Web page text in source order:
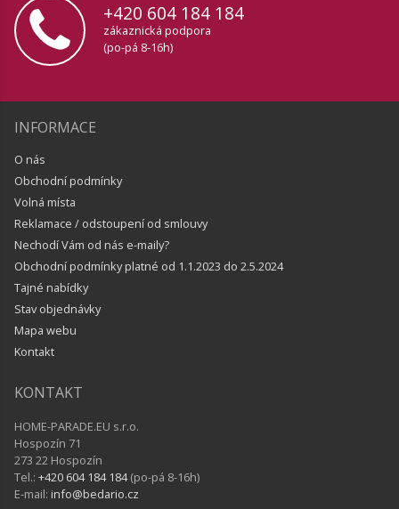
+420 604 184 184
zákaznická podpora
(po-pá 8-16h)
INFORMACE
O nás
Obchodní podmínky
Volná místa
Reklamace / odstoupení od smlouvy
Nechodí Vám od nás e-maily?
Obchodní podmínky platné od 1.1.2023 do 2.5.2024
Tajné nabídky
Stav objednávky
Mapa webu
Kontakt
KONTAKT
HOME-PARADE.EU s.r.o.
Hospozín 71
273 22 Hospozín
Tel.: +420 604 184 184(po-pá 8-16h)
E-mail: info@bedario.cz